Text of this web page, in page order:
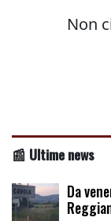
📰 Ultime news
Da